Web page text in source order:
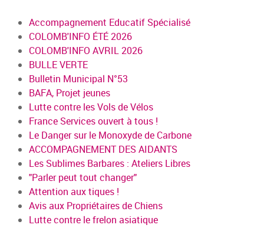
Accompagnement Educatif Spécialisé
COLOMB'INFO ÉTÉ 2026
COLOMB'INFO AVRIL 2026
BULLE VERTE
Bulletin Municipal N°53
BAFA, Projet jeunes
Lutte contre les Vols de Vélos
France Services ouvert à tous !
Le Danger sur le Monoxyde de Carbone
ACCOMPAGNEMENT DES AIDANTS
Les Sublimes Barbares : Ateliers Libres
"Parler peut tout changer"
Attention aux tiques !
Avis aux Propriétaires de Chiens
Lutte contre le frelon asiatique